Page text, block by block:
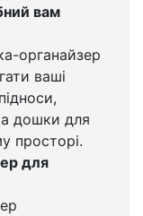
вам
органайзер
ваші
дошки для
просторі.
для